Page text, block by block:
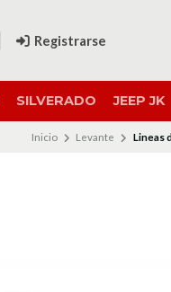
Registrarse
SILVERADO JEEP JK
Inicio Levante Lineas